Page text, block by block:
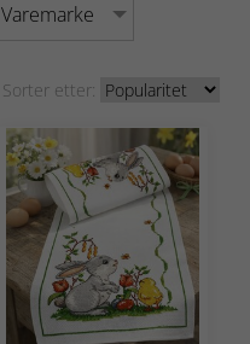
Varemarke
Sorter etter: